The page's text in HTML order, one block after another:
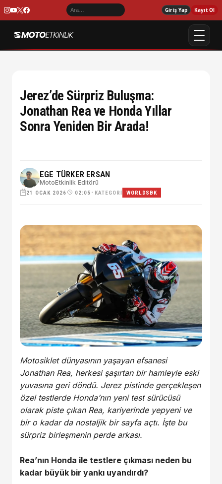
Giriş Yap Kayıt Ol
Jerez’de Sürpriz Buluşma:
Jonathan Rea ve Honda Yıllar
Sonra Yeniden Bir Arada!
EGE TÜRKER ERSAN
MotoEtkinlik Editörü
21 OCAK 2026 02:05 • KATEGORI WORLDSBK
Motosiklet dünyasının yaşayan efsanesi
Jonathan Rea, herkesi şaşırtan bir hamleyle eski
yuvasına geri döndü. Jerez pistinde gerçekleşen
özel testlerde Honda’nın yeni test sürücüsü
olarak piste çıkan Rea, kariyerinde yepyeni ve
bir o kadar da nostaljik bir sayfa açtı. İşte bu
sürpriz birleşmenin perde arkası.
Rea’nın Honda ile testlere çıkması neden bu
kadar büyük bir yankı uyandırdı?